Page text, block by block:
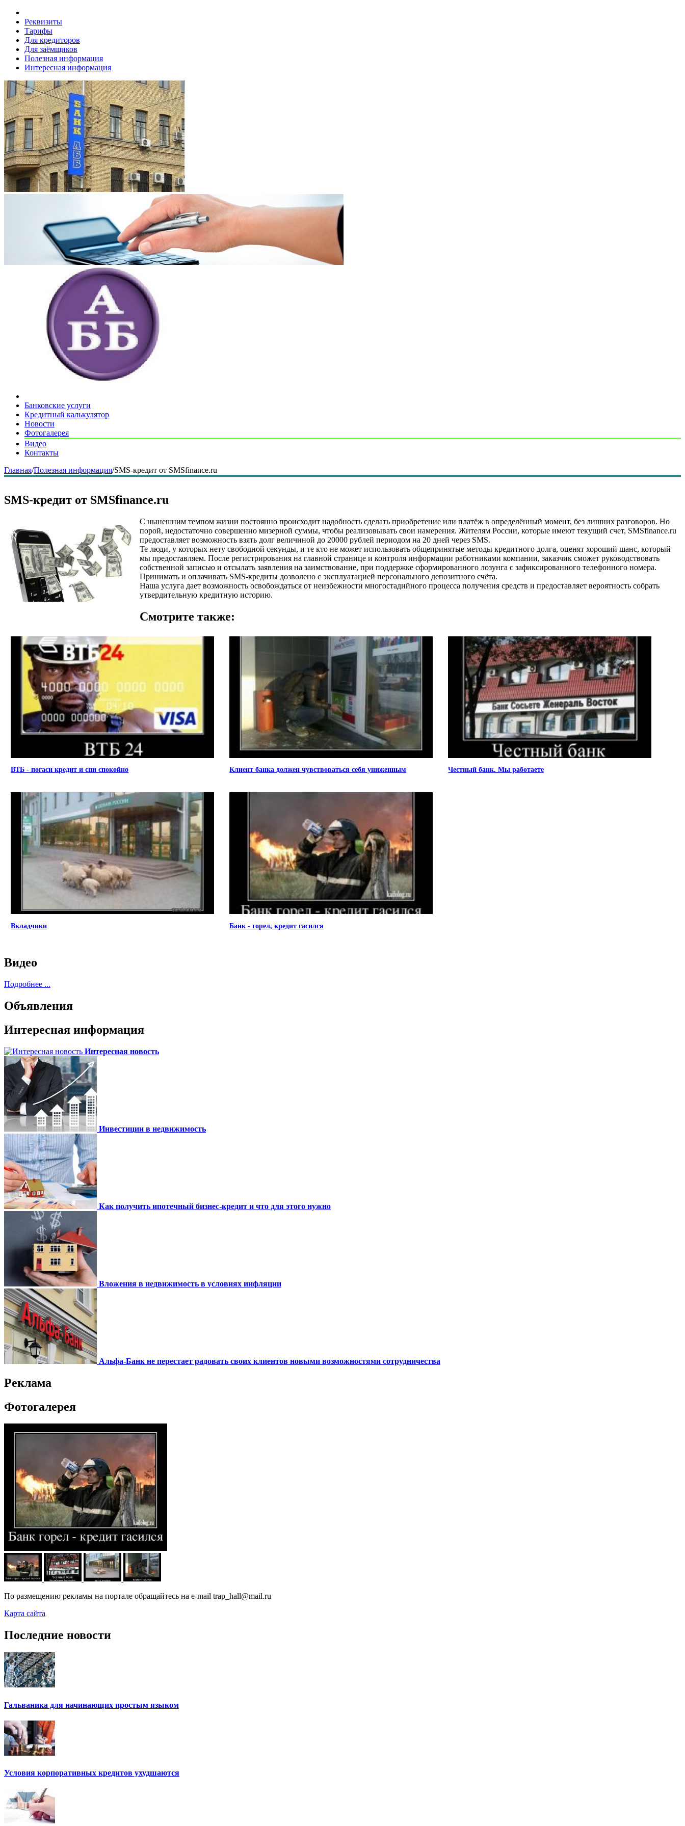
Реквизиты
Тарифы
Для кредиторов
Для заёмщиков
Полезная информация
Интересная информация
Банковские услуги
Кредитный калькулятор
Новости
Фотогалерея
Видео
Контакты
Главная/Полезная информация/SMS-кредит от SMSfinance.ru
SMS-кредит от SMSfinance.ru
С нынешним темпом жизни постоянно происходит надобность сделать приобретение или платёж в определённый момент, без лишних разговоров. Но
порой, недостаточно совершенно мизерной суммы, чтобы реализовывать свои намерения. Жителям России, которые имеют текущий счет, SMSfinance.ru
предоставляет возможность взять долг величиной до 20000 рублей периодом на 20 дней через SMS.
Те люди, у которых нету свободной секунды, и те кто не может использовать общепринятые методы кредитного долга, оценят хороший шанс, который
мы предоставляем. После регистрирования на главной странице и контроля информации работниками компании, заказчик сможет руководствовать
собственной записью и отсылать заявления на заимствование, при поддержке сформированного лозунга с зафиксированного телефонного номера.
Принимать и оплачивать SMS-кредиты дозволено с эксплуатацией персонального депозитного счёта.
Наша услуга дает возможность освобождаться от неизбежности многостадийного процесса получения средств и предоставляет вероятность собрать
утвердительную кредитную историю.
Смотрите также:
ВТБ - погаси кредит и спи спокойно Клиент банка должен чувствоваться себя униженным Честный банк. Мы работаете
Вкладчики Банк - горел, кредит гасился
Видео
Подробнее ...
Объявления
Интересная информация
Интересная новость
Инвестиции в недвижимость
Как получить ипотечный бизнес-кредит и что для этого нужно
Вложения в недвижимость в условиях инфляции
Альфа-Банк не перестает радовать своих клиентов новыми возможностями сотрудничества
Реклама
Фотогалерея
По размещению рекламы на портале обращайтесь на e-mail trap_hall@mail.ru
Карта сайта
Последние новости
Гальваника для начинающих простым языком
Условия корпоративных кредитов ухудшаются